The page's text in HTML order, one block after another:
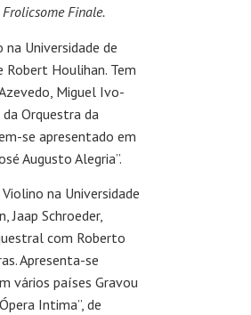
Finale.
Universidade de
Houlihan. Tem
Miguel Ivo-
Orquestra da
se apresentado em
Augusto Alegria”.
na Universidade
Jaap Schroeder,
com Roberto
Apresenta-se
vários países Gravou
Intima”, de